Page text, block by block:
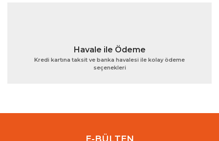
Havale ile Ödeme
Kredi kartına taksit ve banka havalesi ile kolay ödeme
seçenekleri